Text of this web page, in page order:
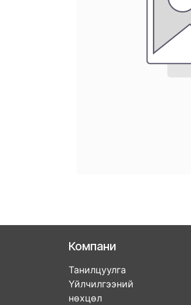
Компани
Танилцуулга
Үйлчилгээний
нөхцөл